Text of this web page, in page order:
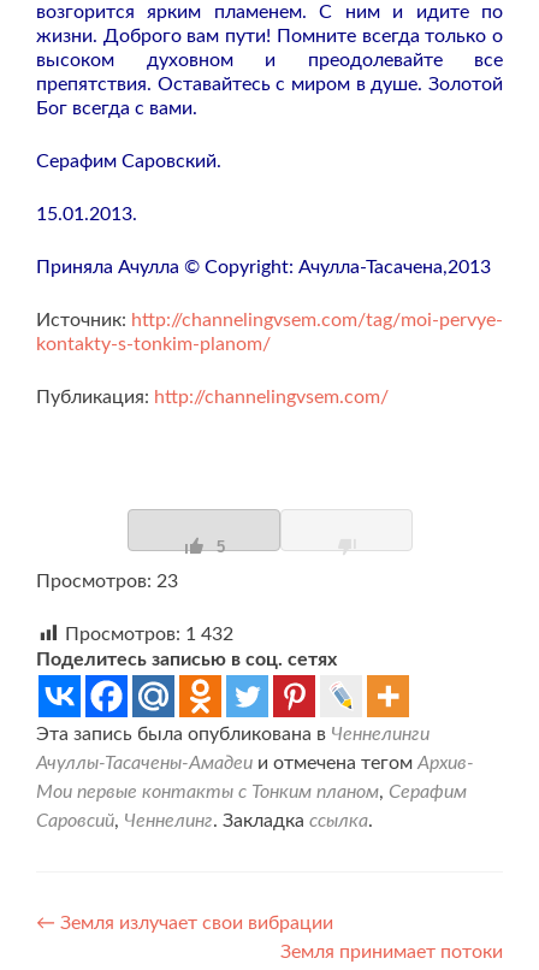
возгорится ярким пламенем. С ним и идите по
жизни. Доброго вам пути! Помните всегда только о
высоком духовном и преодолевайте все
препятствия. Оставайтесь с миром в душе. Золотой
Бог всегда с вами.
Серафим Саровский.
15.01.2013.
Приняла Ачулла © Copyright: Ачулла-Тасачена,2013
Источник: http://channelingvsem.com/tag/moi-pervye-
kontakty-s-tonkim-planom/
Публикация: http://channelingvsem.com/
5
Просмотров: 23
Просмотров: 1 432
Поделитесь записью в соц. сетях
Эта запись была опубликована в Ченнелинги
Ачуллы-Тасачены-Амадеи и отмечена тегом Архив-
Мои первые контакты с Тонким планом, Серафим
Саровсий, Ченнелинг. Закладка ссылка.
Навигация
← Земля излучает свои вибрации
Земля принимает потоки